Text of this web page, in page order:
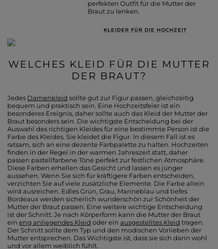
perfekten Outfit für die Mutter der
Braut zu lenken.
KLEIDER FÜR DIE HOCHZEIT
WELCHES KLEID FÜR DIE MUTTER
DER BRAUT?
Jedes Damenkleid sollte gut zur Figur passen, gleichzeitig
bequem und praktisch sein. Eine Hochzeitsfeier ist ein
besonderes Ereignis, daher sollte auch das Kleid der Mutter der
Braut besonders sein. Die wichtigste Entscheidung bei der
Auswahl des richtigen Kleides für eine bestimmte Person ist die
Farbe des Kleides. Sie kleidet die Figur. In diesem Fall ist es
ratsam, sich an eine dezente Farbpalette zu halten. Hochzeiten
finden in der Regel in der warmen Jahreszeit statt, daher
passen pastellfarbene Töne perfekt zur festlichen Atmosphäre.
Diese Farben erhellen das Gesicht und lassen es jünger
aussehen. Wenn Sie sich für kräftigere Farben entscheiden,
verzichten Sie auf viele zusätzliche Elemente. Die Farbe allein
wird ausreichen. Edles Grün, Grau, Marineblau und tiefes
Bordeaux werden sicherlich wunderschön zur Schönheit der
Mutter der Braut passen. Eine weitere wichtige Entscheidung
ist der Schnitt. Je nach Körperform kann die Mutter der Braut
ein eng anliegendes Kleid oder ein ausgestelltes Kleid tragen.
Der Schnitt sollte dem Typ und den modischen Vorlieben der
Mutter entsprechen. Das Wichtigste ist, dass sie sich darin wohl
und vor allem weiblich fühlt.